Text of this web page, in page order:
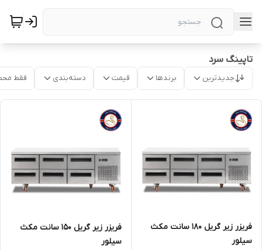
تاپینگ سرد
جدیدترین برندها قیمت دسته‌بندی فقط
فریزر زیر گریل 180 سانت مکث
سیلور
فریزر زیر گریل 150 سانت مکث
سیلور